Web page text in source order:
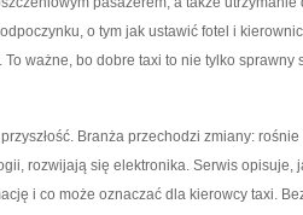
o tym jak ustawić fotel i
ważne, bo dobre taxi to nie tylko sprawny
Branża przechodzi zmiany:
rozwijają się elektronika. Serwis opisuje,
i co może oznaczać dla kierowcy taxi.